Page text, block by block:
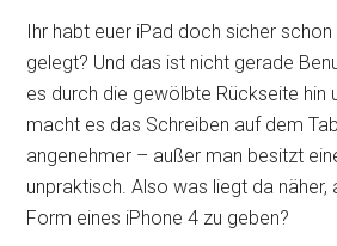
Ihr habt euer iPad doch sicher
gelegt? Und das ist nicht gerade
es durch die gewölbte Rückseite hin
macht es das Schreiben auf dem
angenehmer – außer man besitzt
unpraktisch. Also was liegt da näher,
Form eines iPhone 4 zu geben?